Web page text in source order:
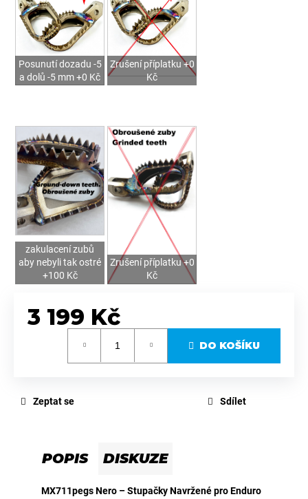
Posunutí dozadu -5
a dolů -5 mm +0 Kč
Zrušení příplatku +0
Kč
zakulacení zubů
aby nebyli tak ostré
+100 Kč
Zrušení příplatku +0
Kč
3 199 Kč
DO KOŠÍKU
Zeptat se Sdílet
POPIS DISKUZE
MX711pegs Nero – Stupačky Navržené pro Enduro